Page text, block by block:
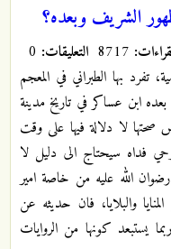
الشريف وبعده؟
التعليقات:
تفرد بها الطبراني في المعجم
من بعده ابن عساكر في تاريخ مدينة
فرض صحتها لا دلالة فيها على وقت
فداه سيحتاج الى دليل لا
الله عليه من خاصة امير
والبلايا، فان حديثه عن
يستبعد كونها من الروايات